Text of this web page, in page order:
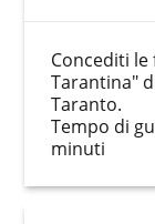
Concediti le
Tarantina"
Taranto.
Tempo di
minuti